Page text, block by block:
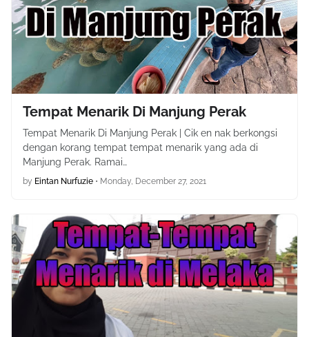
Tempat Menarik Di Manjung Perak
Tempat Menarik Di Manjung Perak | Cik en nak berkongsi
dengan korang tempat tempat menarik yang ada di
Manjung Perak. Ramai…
by Eintan Nurfuzie • Monday, December 27, 2021